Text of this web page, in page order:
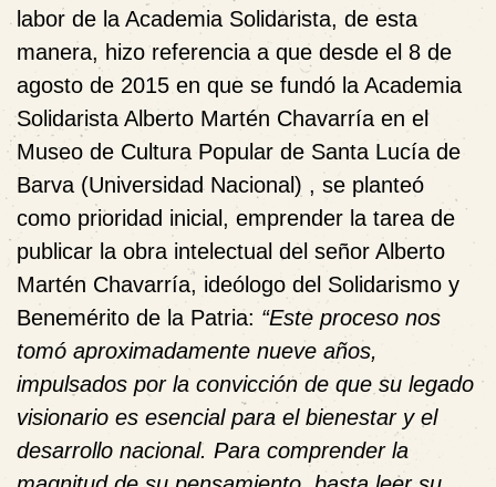
labor de la Academia Solidarista, de esta
manera, hizo referencia a que desde el 8 de
agosto de 2015 en que se fundó la Academia
Solidarista Alberto Martén Chavarría en el
Museo de Cultura Popular de Santa Lucía de
Barva (Universidad Nacional) , se planteó
como prioridad inicial, emprender la tarea de
publicar la obra intelectual del señor Alberto
Martén Chavarría, ideólogo del Solidarismo y
Benemérito de la Patria: “Este proceso nos
tomó aproximadamente nueve años,
impulsados por la convicción de que su legado
visionario es esencial para el bienestar y el
desarrollo nacional. Para comprender la